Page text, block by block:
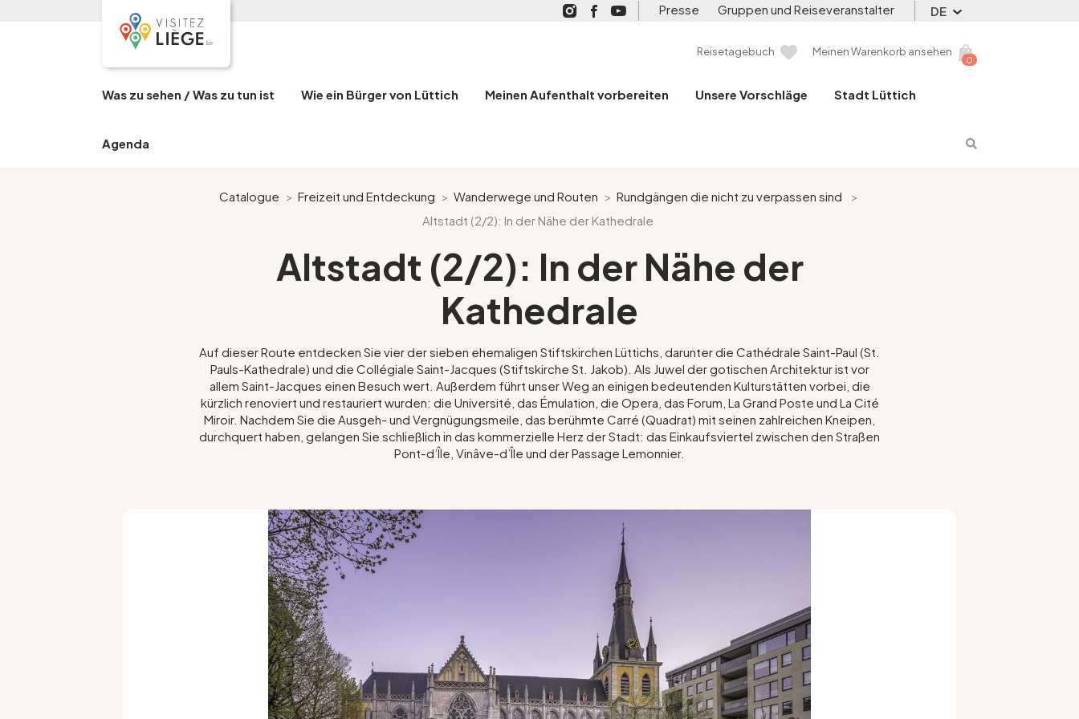
Presse Gruppen und Reiseveranstalter DE
Reisetagebuch
0
Meinen Warenkorb ansehen
Was zu sehen / Was zu tun ist Wie ein Bürger von Lüttich Meinen Aufenthalt vorbereiten Unsere Vorschläge Stadt Lüttich
Agenda
Catalogue > Freizeit und Entdeckung > Wanderwege und Routen > Rundgängen die nicht zu verpassen sind
>
Altstadt (2/2): In der Nähe der Kathedrale
Altstadt (2/2): In der Nähe der
Kathedrale
Auf dieser Route entdecken Sie vier der sieben ehemaligen Stiftskirchen Lüttichs, darunter die Cathédrale Saint-Paul (St.
Pauls-Kathedrale) und die Collégiale Saint-Jacques (Stiftskirche St. Jakob). Als Juwel der gotischen Architektur ist vor
allem Saint-Jacques einen Besuch wert. Außerdem führt unser Weg an einigen bedeutenden Kulturstätten vorbei, die
kürzlich renoviert und restauriert wurden: die Université, das Émulation, die Opera, das Forum, La Grand Poste und La Cité
Miroir. Nachdem Sie die Ausgeh- und Vergnügungsmeile, das berühmte Carré (Quadrat) mit seinen zahlreichen Kneipen,
durchquert haben, gelangen Sie schließlich in das kommerzielle Herz der Stadt: das Einkaufsviertel zwischen den Straßen
Pont-d’Île, Vinâve-d’Île und der Passage Lemonnier.